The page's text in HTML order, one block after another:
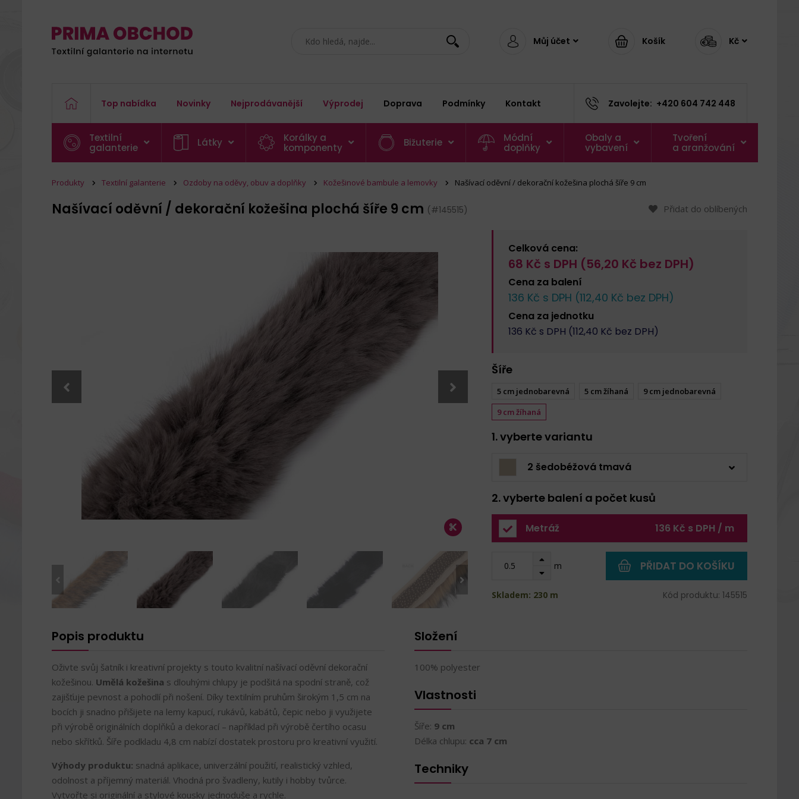
Můj účet Košík Kč
Top nabídka Novinky Nejprodávanější Výprodej Doprava Podmínky Kontakt Zavolejte: +420 604 742 448
Textilní
galanterie
Látky
Korálky a
komponenty
Bižuterie
Módní
doplňky
Obaly a
vybavení
Tvoření
a aranžování
Produkty Textilní galanterie Ozdoby na oděvy, obuv a doplňky Kožešinové bambule a lemovky Našívací oděvní / dekorační kožešina plochá šíře 9 cm
Našívací oděvní / dekorační kožešina plochá šíře 9 cm (#145515) Přidat do oblíbených
Celková cena:
68 Kč s DPH (56,20 Kč bez DPH)
Cena za balení
136 Kč s DPH (112,40 Kč bez DPH)
Cena za jednotku
136 Kč s DPH (112,40 Kč bez DPH)
Šíře
5 cm jednobarevná 5 cm žíhaná
9 cm jednobarevná
9 cm žíhaná
1. vyberte variantu
2 šedobéžová tmavá
2. vyberte balení a počet kusů
Metráž 136 Kč s DPH / m
m PŘIDAT DO KOŠÍKU
Skladem: 230 m Kód produktu: 145515
Popis produktu
Oživte svůj šatník i kreativní projekty s touto kvalitní našívací oděvní dekorační
kožešinou. Umělá kožešina s dlouhými chlupy je podšitá na spodní straně, což
zajišťuje pevnost a pohodlí při nošení. Díky textilním pruhům širokým 1,5 cm na
bocích ji snadno přišijete na lemy kapucí, rukávů, kabátů, čepic nebo ji využijete
při výrobě originálních doplňků a dekorací – například při výrobě čertího ocasu
nebo skřítků. Šíře podkladu 4,8 cm nabízí dostatek prostoru pro kreativní využití.
Výhody produktu: snadná aplikace, univerzální použití, realistický vzhled,
odolnost a příjemný materiál. Vhodná pro švadleny, kutily i hobby tvůrce.
Vytvořte si originální a stylové kousky jednoduše a rychle.
Složení
100% polyester
Vlastnosti
Šíře: 9 cm
Délka chlupu: cca 7 cm
Techniky